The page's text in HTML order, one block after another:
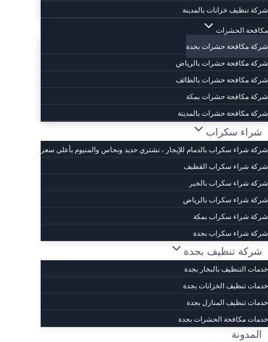
شركة تنظيف خزانات بالمدينة
مكافحة الحشرات
شركة مكافحة حشرات بجدة
شركة مكافحة حشرات بالرياض
شركة مكافحة حشرات بالطائف
شركة مكافحة حشرات بمكة
شركة مكافحة حشرات بالمدينة
شراء سكراب
شركة شراء سكراب بالدمام للإيجار ، نشتري حديد ونحاس والمنيوم بأعلي سعر
شركة شراء سكراب القطيف
شركة شراء سكراب بالخبر
شركة شراء سكراب بالرياض
شركة شراء سكراب بمكة
شركة شراء سكراب بجدة
شركة تنظيف بجدة
خدمات التنظيف بالبخار بجدة
خدمات تنظيف الخزانات بجدة
خدمات تنظيف المنازل بجدة
خدمات مكافحة الحشرات بجدة
المدونة